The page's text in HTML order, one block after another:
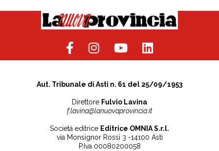
Aut. Tribunale di Asti n. 61 del 25/09/1953
Direttore Fulvio Lavina
f.lavina@lanuovaprovincia.it
Società editrice Editrice OMNIA S.r.l.
via Monsignor Rossi 3 -14100 Asti
P.Iva 00080200058